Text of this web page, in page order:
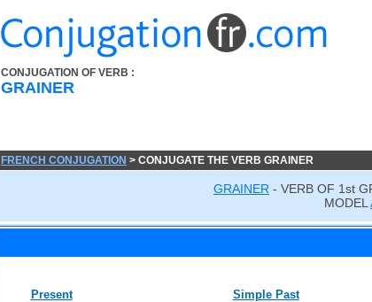
CONJUGATION OF VERB :
GRAINER
FRENCH CONJUGATION > CONJUGATE THE VERB GRAINER
GRAINER - VERB OF 1st
MODEL
Present
Simple Past